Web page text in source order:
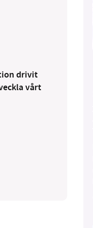
drivit
vårt